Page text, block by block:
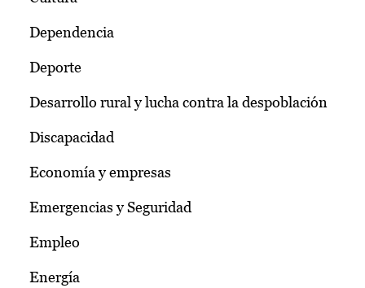
Dependencia
Deporte
Desarrollo rural y lucha contra la despoblación
Discapacidad
Economía y empresas
Emergencias y Seguridad
Empleo
Energía